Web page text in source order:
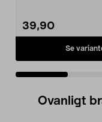
39,90
Se
Ovanligt